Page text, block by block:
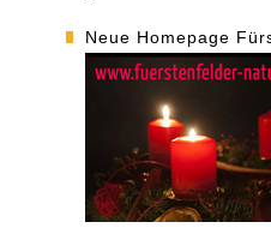
Neue Homepage